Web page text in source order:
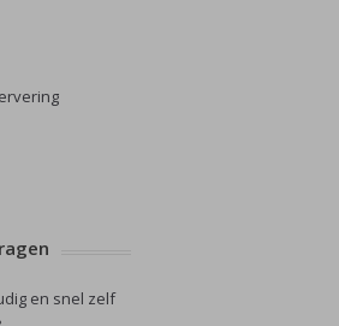
en snel zelf